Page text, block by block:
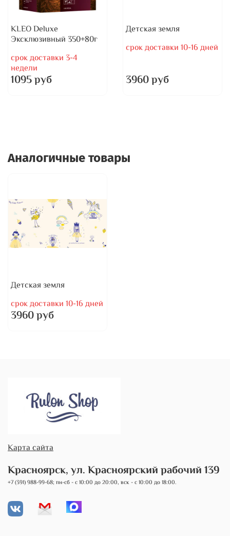
KLEO Deluxe
Эксклюзивный 350+80г
срок доставки 3-4
недели
1095 руб
Детская земля
срок доставки 10-16 дней
3960 руб
Аналогичные товары
Детская земля
срок доставки 10-16 дней
3960 руб
Красноярск, ул. Красноярский рабочий 139
+7 (391) 988-99-68; пн-сб - с 10:00 до 20:00, вск - с 10:00 до 18:00.
Карта сайта